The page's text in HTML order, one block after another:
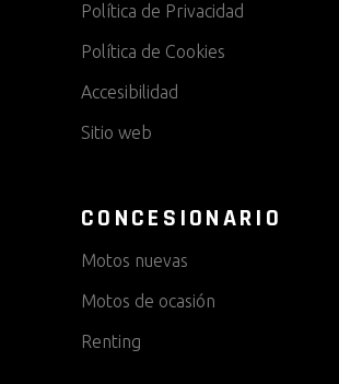
Política de Privacidad
Política de Cookies
Accesibilidad
Sitio web
CONCESIONARIO
Motos nuevas
Motos de ocasión
Renting